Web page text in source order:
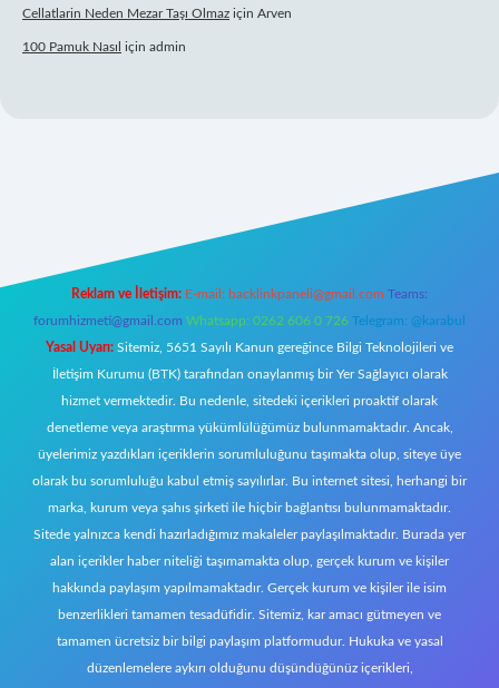
Cellatlarin Neden Mezar Taşı Olmaz için Arven
100 Pamuk Nasıl için admin
Reklam ve İletişim: E-mail: backlinkpaneli@gmail.com Teams:
forumhizmeti@gmail.com Whatsapp: 0262 606 0 726 Telegram: @karabul
Yasal Uyarı: Sitemiz, 5651 Sayılı Kanun gereğince Bilgi Teknolojileri ve
İletişim Kurumu (BTK) tarafından onaylanmış bir Yer Sağlayıcı olarak
hizmet vermektedir. Bu nedenle, sitedeki içerikleri proaktif olarak
denetleme veya araştırma yükümlülüğümüz bulunmamaktadır. Ancak,
üyelerimiz yazdıkları içeriklerin sorumluluğunu taşımakta olup, siteye üye
olarak bu sorumluluğu kabul etmiş sayılırlar. Bu internet sitesi, herhangi bir
marka, kurum veya şahıs şirketi ile hiçbir bağlantısı bulunmamaktadır.
Sitede yalnızca kendi hazırladığımız makaleler paylaşılmaktadır. Burada yer
alan içerikler haber niteliği taşımamakta olup, gerçek kurum ve kişiler
hakkında paylaşım yapılmamaktadır. Gerçek kurum ve kişiler ile isim
benzerlikleri tamamen tesadüfidir. Sitemiz, kar amacı gütmeyen ve
tamamen ücretsiz bir bilgi paylaşım platformudur. Hukuka ve yasal
düzenlemelere aykırı olduğunu düşündüğünüz içerikleri,